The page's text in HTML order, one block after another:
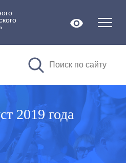
Версия
2019 года